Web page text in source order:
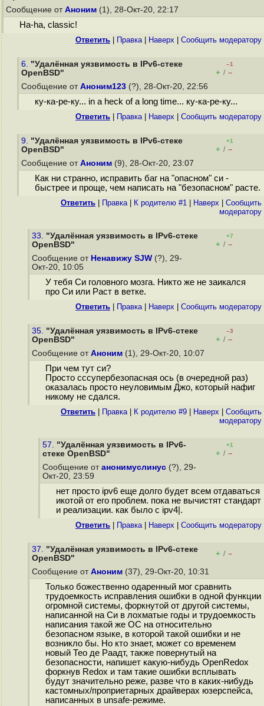
Сообщение от Аноним (1), 28-Окт-20, 22:17
Ha-ha, classic!
Ответить Правка| Наверх Cообщить модератору
6. "Удалённая уязвимость в IPv6-стеке
OpenBSD"
–1
+ / –
Сообщение от Аноним123 (?), 28-Окт-20, 22:56
ку-ка-ре-ку... in a heck of a long time... ку-ка-ре-ку...
Ответить Правка| Наверх Cообщить модератору
9. "Удалённая уязвимость в IPv6-стеке
OpenBSD"
+1
+ / –
Сообщение от Аноним (9), 28-Окт-20, 23:07
Как ни странно, исправить баг на "опасном" си -
быстрее и проще, чем написать на "безопасном" расте.
Ответить Правка| К родителю #1 Наверх
Cообщить
модератору
33. "Удалённая уязвимость в IPv6-стеке
OpenBSD"
+7
+ / –
Сообщение от Ненавижу SJW (?), 29-
Окт-20, 10:05
У тебя Си головного мозга. Никто же не заикался
про Си или Раст в ветке.
Ответить Правка| Наверх Cообщить модератору
35. "Удалённая уязвимость в IPv6-стеке
OpenBSD"
–3
+ / –
Сообщение от Аноним (1), 29-Окт-20, 10:07
При чем тут си?
Просто сссупербезопасная ось (в очередной раз)
оказалась просто неуловимым Джо, который нафиг
никому не сдался.
Ответить Правка| К родителю #9 Наверх
Cообщить
модератору
57. "Удалённая уязвимость в IPv6-
стеке OpenBSD"
+1
+ / –
Сообщение от анонимуслинус (?), 29-
Окт-20, 23:59
нет просто ipv6 еще долго будет всем отдаваться
икотой от его проблем. пока не вычистят стандарт
и реализации. как было с ipv4|.
Ответить Правка| Наверх Cообщить модератору
37. "Удалённая уязвимость в IPv6-стеке
OpenBSD"
+ / –
Сообщение от Аноним (37), 29-Окт-20, 10:31
Только божественно одаренный мог сравнить
трудоемкость исправления ошибки в одной функции
огромной системы, форкнутой от другой системы,
написанной на Си в лохматые годы и трудоемкость
написания такой же ОС на относительно
безопасном языке, в которой такой ошибки и не
возникло бы. Но кто знает, может со временем
новый Тео де Раадт, также повернутый на
безопасности, напишет какую-нибудь OpenRedox
форкнув Redox и там такие ошибки всплывать
будут значительно реже, разве что в каких-нибудь
кастомных/проприетарных драйверах юзерспейса,
написанных в unsafe-режиме.